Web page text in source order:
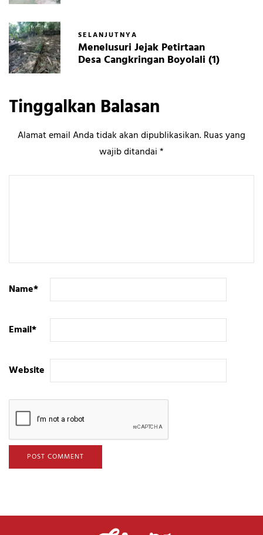
SELANJUTNYA
Menelusuri Jejak Petirtaan
Desa Cangkringan Boyolali (1)
Tinggalkan Balasan
Alamat email Anda tidak akan dipublikasikan.Ruas yang
wajib ditandai*
Name*
Email*
Website